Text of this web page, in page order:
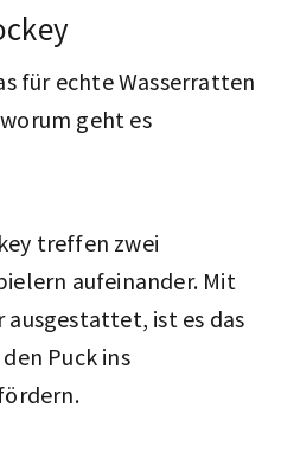
für echte Wasserratten
geht es
treffen zwei
aufeinander. Mit
ausgestattet, ist es das
Puck ins